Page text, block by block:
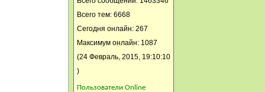
А у нас + 15
Всего тем: 6668
Сегодня онлайн: 267
Максимум онлайн: 1087
(24 Февраль, 2015, 19:10:10
)
Пользователи Online